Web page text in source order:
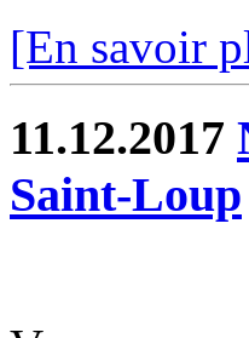
[En savoir
11.12.2017
Saint-Loup